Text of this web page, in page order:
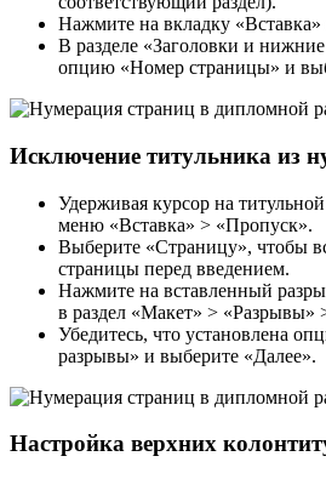
Нажмите на вкладку
В разделе «Заголовки и
опцию «Номер страницы» и
Исключение титульника из
Удерживая курсор на
меню «Вставка» > «Пропуск».
Выберите «Страницу», чтобы
страницы перед введением.
Нажмите на вставленный
в раздел «Макет» > «Разрывы»
Убедитесь, что установлена
разрывы» и выберите «Далее».
Настройка верхних